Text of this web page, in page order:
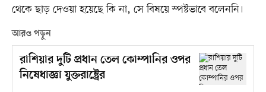
থেকে ছাড় দেওয়া হয়েছে কি না, সে বিষয়ে স্পষ্টভাবে বলেননি।
আরও পড়ুন
রাশিয়ার দুটি প্রধান তেল কোম্পানির ওপর
নিষেধাজ্ঞা যুক্তরাষ্ট্রের